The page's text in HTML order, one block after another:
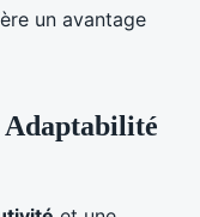
un avantage